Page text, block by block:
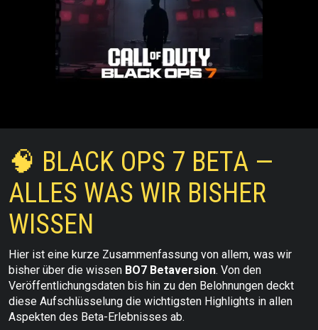
🧠 BLACK OPS 7 BETA —
ALLES WAS WIR BISHER
WISSEN
Hier ist eine kurze Zusammenfassung von allem, was wir
bisher über die wissen BO7 Betaversion. Von den
Veröffentlichungsdaten bis hin zu den Belohnungen deckt
diese Aufschlüsselung die wichtigsten Highlights in allen
Aspekten des Beta-Erlebnisses ab.